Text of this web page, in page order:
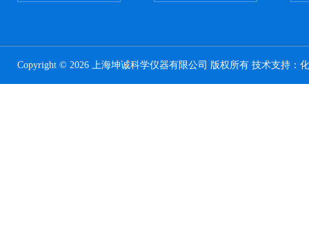
Copyright © 2026 上海坤诚科学仪器有限公司 版权所有 技术支持：